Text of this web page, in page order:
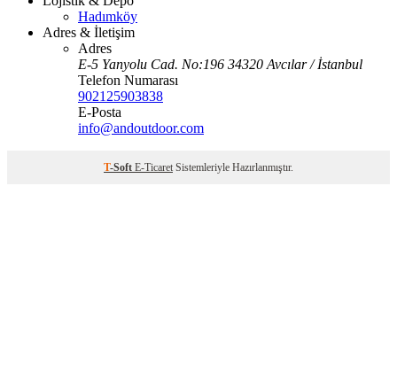
Hadımköy
Adres & İletişim
Adres
E-5 Yanyolu Cad. No:196 34320 Avcılar / İstanbul
Telefon Numarası
902125903838
E-Posta
info@andoutdoor.com
T-Soft E-Ticaret Sistemleriyle Hazırlanmıştır.